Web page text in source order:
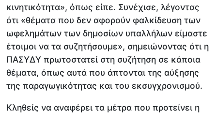
κινητικότητα», όπως είπε. Συνέχισε, λέγοντας
ότι «θέματα που δεν αφορούν φαλκίδευση των
ωφελημάτων των δημοσίων υπαλλήλων είμαστε
έτοιμοι να τα συζητήσουμε», σημειώνοντας ότι η
ΠΑΣΥΔΥ πρωτοστατεί στη συζήτηση σε κάποια
θέματα, όπως αυτά που άπτονται της αύξησης
της παραγωγικότητας και του εκσυγχρονισμού.
Κληθείς να αναφέρει τα μέτρα που προτείνει η